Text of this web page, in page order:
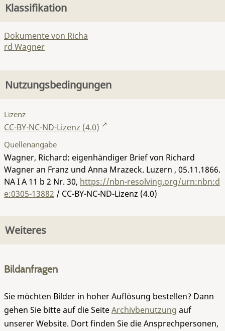
Klassifikation
Dokumente von Richa
rd Wagner
Nutzungsbedingungen
Lizenz
CC-BY-NC-ND-Lizenz (4.0)
Quellenangabe
Wagner, Richard: eigenhändiger Brief von Richard
Wagner an Franz und Anna Mrazeck. Luzern , 05.11.1866.
NA I A 11 b 2 Nr. 30, https://nbn-resolving.org/urn:nbn:d
e:0305-13882 / CC-BY-NC-ND-Lizenz (4.0)
Weiteres
Bildanfragen
Sie möchten Bilder in hoher Auflösung bestellen? Dann
gehen Sie bitte auf die SeiteArchivbenutzung auf
unserer Website. Dort finden Sie die Ansprechpersonen,